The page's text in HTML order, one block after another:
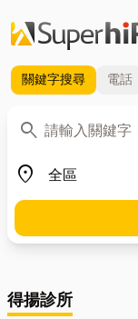
關鍵字搜尋 電話
search
關鍵字
place
地區
得揚診所